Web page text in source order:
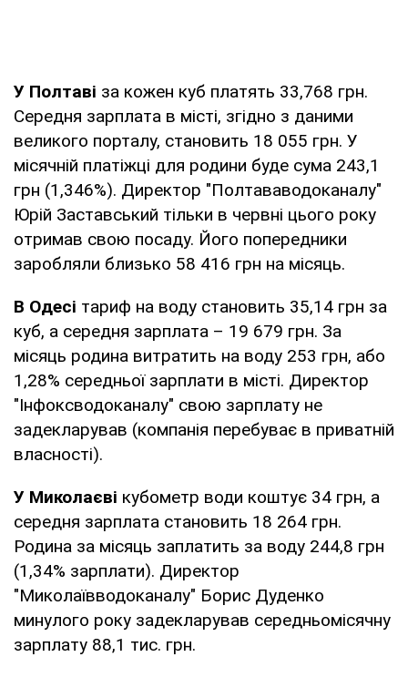
У Полтаві за кожен куб платять 33,768 грн.
Середня зарплата в місті, згідно з даними
великого порталу, становить 18 055 грн. У
місячній платіжці для родини буде сума 243,1
грн (1,346%). Директор "Полтававодоканалу"
Юрій Заставський тільки в червні цього року
отримав свою посаду. Його попередники
заробляли близько 58 416 грн на місяць.
В Одесі тариф на воду становить 35,14 грн за
куб, а середня зарплата – 19 679 грн. За
місяць родина витратить на воду 253 грн, або
1,28% середньої зарплати в місті. Директор
"Інфоксводоканалу" свою зарплату не
задекларував (компанія перебуває в приватній
власності).
У Миколаєві кубометр води коштує 34 грн, а
середня зарплата становить 18 264 грн.
Родина за місяць заплатить за воду 244,8 грн
(1,34% зарплати). Директор
"Миколаївводоканалу" Борис Дуденко
минулого року задекларував середньомісячну
зарплату 88,1 тис. грн.